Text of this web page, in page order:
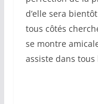
d’elle sera
tous côtés
se montre
assiste dans tous